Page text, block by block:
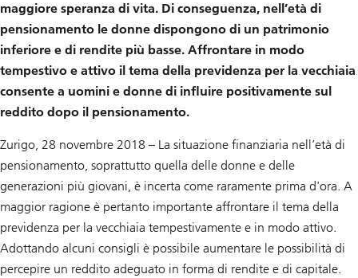
maggiore speranza di vita. Di conseguenza, nell’età di
pensionamento le donne dispongono di un patrimonio
inferiore e di rendite più basse. Affrontare in modo
tempestivo e attivo il tema della previdenza per la vecchiaia
consente a uomini e donne di influire positivamente sul
reddito dopo il pensionamento.
Zurigo, 28 novembre 2018 – La situazione finanziaria nell’età di
pensionamento, soprattutto quella delle donne e delle
generazioni più giovani, è incerta come raramente prima d'ora. A
maggior ragione è pertanto importante affrontare il tema della
previdenza per la vecchiaia tempestivamente e in modo attivo.
Adottando alcuni consigli è possibile aumentare le possibilità di
percepire un reddito adeguato in forma di rendite e di capitale.